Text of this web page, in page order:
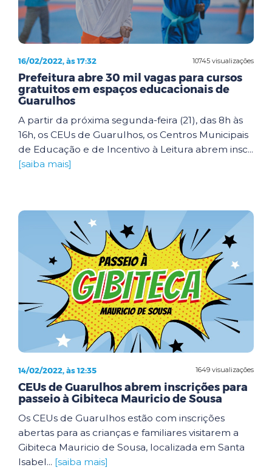
10745 visualizações
16/02/2022, às 17:32
Prefeitura abre 30 mil vagas para cursos
gratuitos em espaços educacionais de
Guarulhos
A partir da próxima segunda-feira (21), das 8h às
16h, os CEUs de Guarulhos, os Centros Municipais
de Educação e de Incentivo à Leitura abrem insc...
[saiba mais]
1649 visualizações
14/02/2022, às 12:35
CEUs de Guarulhos abrem inscrições para
passeio à Gibiteca Mauricio de Sousa
Os CEUs de Guarulhos estão com inscrições
abertas para as crianças e familiares visitarem a
Gibiteca Mauricio de Sousa, localizada em Santa
Isabel... [saiba mais]